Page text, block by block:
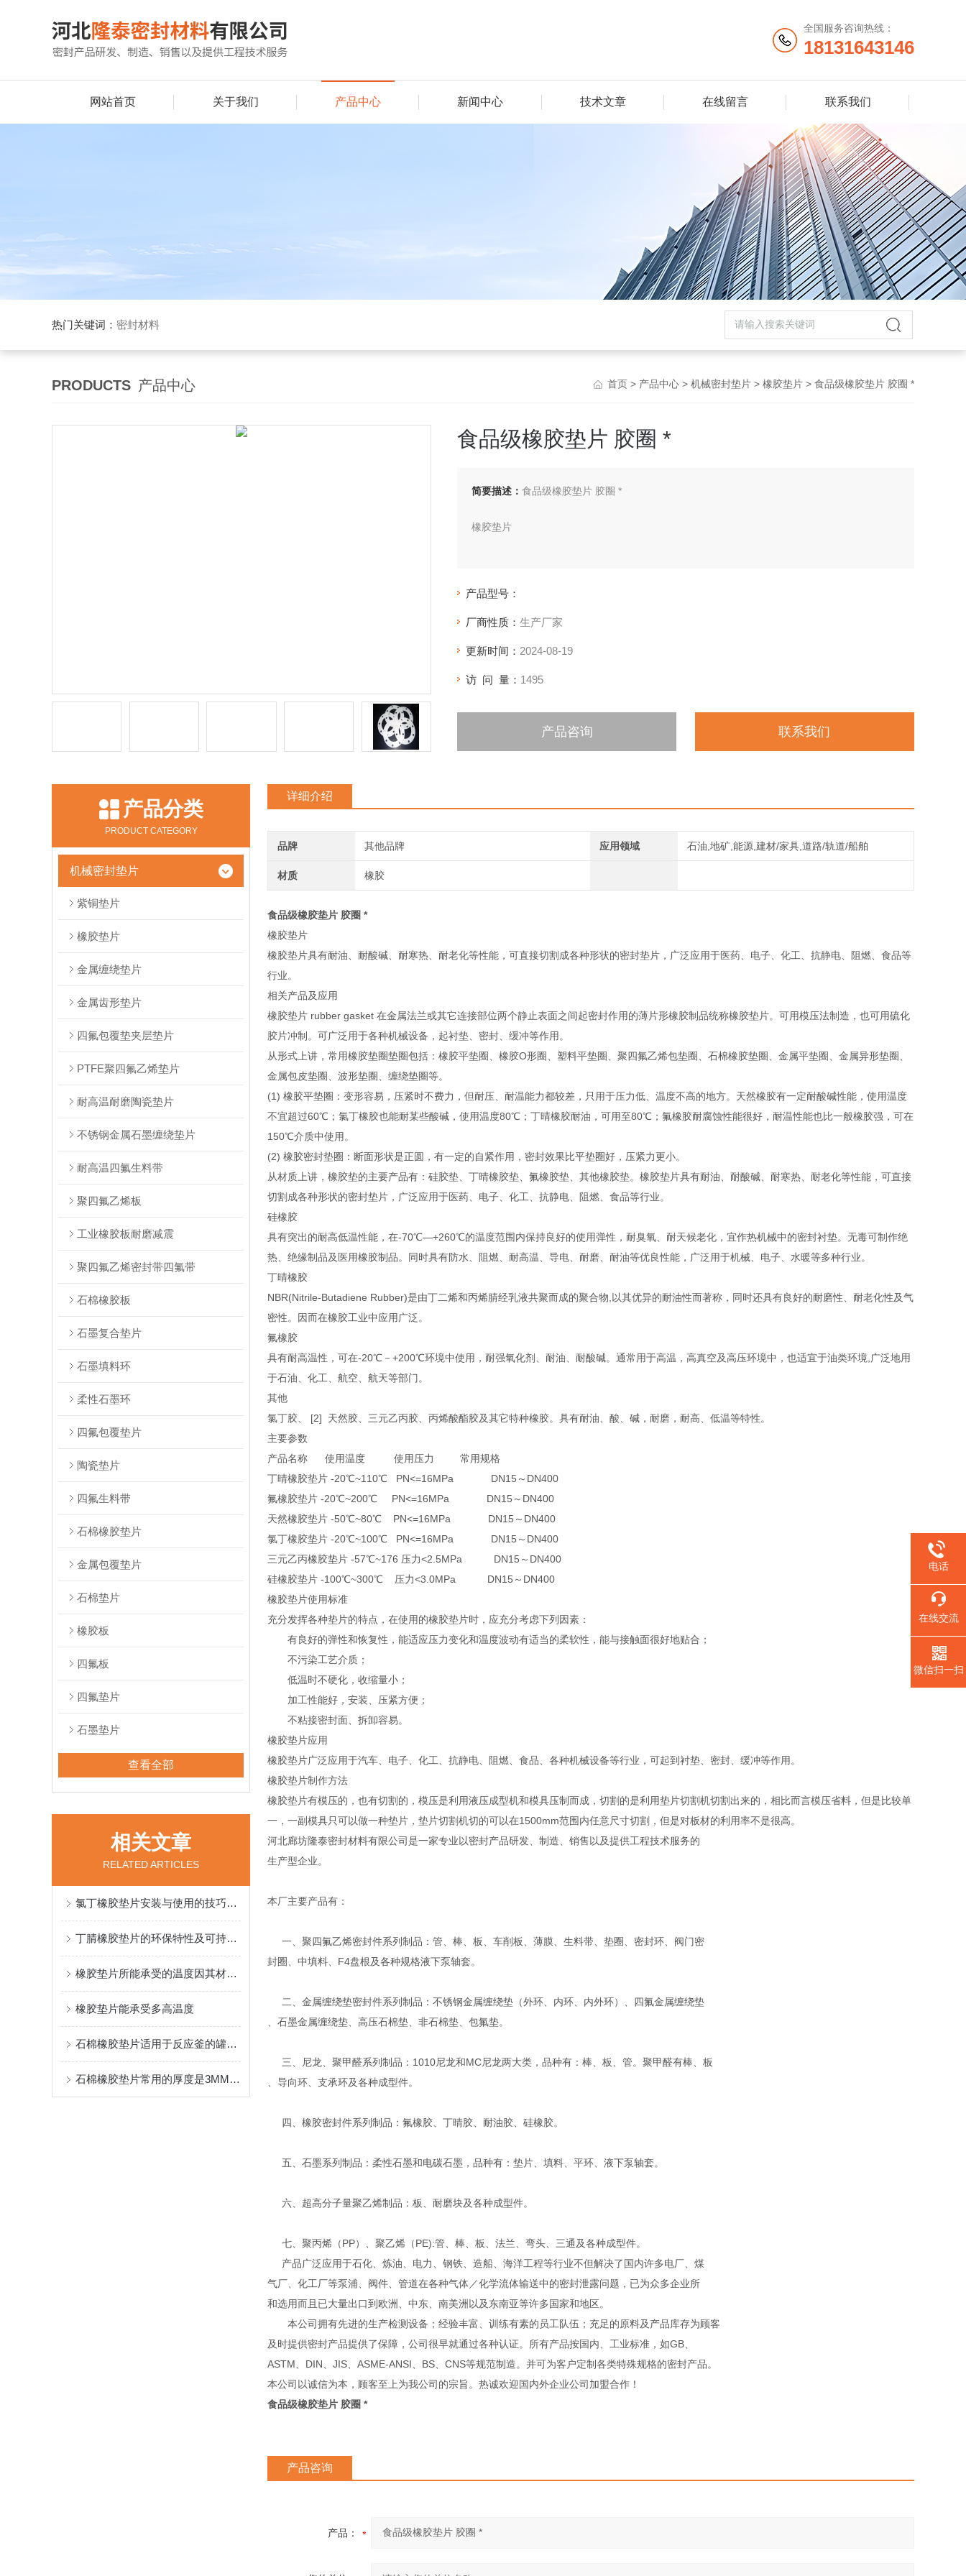
全国服务咨询热线：
18131643146
网站首页 关于我们 产品中心 新闻中心 技术文章 在线留言 联系我们
热门关键词： 密封材料
PRODUCTS 产品中心 首页 > 产品中心 > 机械密封垫片 > 橡胶垫片 > 食品级橡胶垫片 胶圈 *
食品级橡胶垫片 胶圈 *
简要描述： 食品级橡胶垫片 胶圈 *
橡胶垫片
产品型号：
厂商性质： 生产厂家
更新时间： 2024-08-19
访 问 量： 1495
产品咨询 联系我们
产品分类
PRODUCT CATEGORY
机械密封垫片
紫铜垫片
橡胶垫片
金属缠绕垫片
金属齿形垫片
四氟包覆垫夹层垫片
PTFE聚四氟乙烯垫片
耐高温耐磨陶瓷垫片
不锈钢金属石墨缠绕垫片
耐高温四氟生料带
聚四氟乙烯板
工业橡胶板耐磨减震
聚四氟乙烯密封带四氟带
石棉橡胶板
石墨复合垫片
石墨填料环
柔性石墨环
四氟包覆垫片
陶瓷垫片
四氟生料带
石棉橡胶垫片
金属包覆垫片
石棉垫片
橡胶板
四氟板
四氟垫片
石墨垫片
查看全部
相关文章
RELATED ARTICLES
氯丁橡胶垫片安装与使用的技巧与注意事项
丁腈橡胶垫片的环保特性及可持续利用性
橡胶垫片所能承受的温度因其材料类型不同而有所差异
橡胶垫片能承受多高温度
石棉橡胶垫片适用于反应釜的罐口，人孔，手孔密封
石棉橡胶垫片常用的厚度是3MM－5MM
详细介绍
品牌 其他品牌 应用领域 石油,地矿,能源,建材/家具,道路/轨道/船舶
材质 橡胶
食品级橡胶垫片 胶圈 *
橡胶垫片
橡胶垫片具有耐油、耐酸碱、耐寒热、耐老化等性能，可直接切割成各种形状的密封垫片，广泛应用于医药、电子、化工、抗静电、阻燃、食品等
行业。
相关产品及应用
橡胶垫片 rubber gasket 在金属法兰或其它连接部位两个静止表面之间起密封作用的薄片形橡胶制品统称橡胶垫片。可用模压法制造，也可用硫化
胶片冲制。可广泛用于各种机械设备，起衬垫、密封、缓冲等作用。
从形式上讲，常用橡胶垫圈垫圈包括：橡胶平垫圈、橡胶O形圈、塑料平垫圈、聚四氟乙烯包垫圈、石棉橡胶垫圈、金属平垫圈、金属异形垫圈、
金属包皮垫圈、波形垫圈、缠绕垫圈等。
(1) 橡胶平垫圈：变形容易，压紧时不费力，但耐压、耐温能力都较差，只用于压力低、温度不高的地方。天然橡胶有一定耐酸碱性能，使用温度
不宜超过60℃；氯丁橡胶也能耐某些酸碱，使用温度80℃；丁晴橡胶耐油，可用至80℃；氟橡胶耐腐蚀性能很好，耐温性能也比一般橡胶强，可在
150℃介质中使用。
(2) 橡胶密封垫圈：断面形状是正圆，有一定的自紧作用，密封效果比平垫圈好，压紧力更小。
从材质上讲，橡胶垫的主要产品有：硅胶垫、丁晴橡胶垫、氟橡胶垫、其他橡胶垫。橡胶垫片具有耐油、耐酸碱、耐寒热、耐老化等性能，可直接
切割成各种形状的密封垫片，广泛应用于医药、电子、化工、抗静电、阻燃、食品等行业。
硅橡胶
具有突出的耐高低温性能，在-70℃—+260℃的温度范围内保持良好的使用弹性，耐臭氧、耐天候老化，宜作热机械中的密封衬垫。无毒可制作绝
热、绝缘制品及医用橡胶制品。同时具有防水、阻燃、耐高温、导电、耐磨、耐油等优良性能，广泛用于机械、电子、水暖等多种行业。
丁晴橡胶
NBR(Nitrile-Butadiene Rubber)是由丁二烯和丙烯腈经乳液共聚而成的聚合物,以其优异的耐油性而著称，同时还具有良好的耐磨性、耐老化性及气
密性。因而在橡胶工业中应用广泛。
氟橡胶
具有耐高温性，可在-20℃－+200℃环境中使用，耐强氧化剂、耐油、耐酸碱。通常用于高温，高真空及高压环境中，也适宜于油类环境,广泛地用
于石油、化工、航空、航天等部门。
其他
氯丁胶、 [2] 天然胶、三元乙丙胶、丙烯酸酯胶及其它特种橡胶。具有耐油、酸、碱，耐磨，耐高、低温等特性。
主要参数
产品名称 使用温度 使用压力 常用规格
丁晴橡胶垫片 -20℃~110℃ PN<=16MPa DN15～DN400
氟橡胶垫片 -20℃~200℃ PN<=16MPa DN15～DN400
天然橡胶垫片 -50℃~80℃ PN<=16MPa DN15～DN400
氯丁橡胶垫片 -20℃~100℃ PN<=16MPa DN15～DN400
三元乙丙橡胶垫片 -57℃~176 压力<2.5MPa DN15～DN400
硅橡胶垫片 -100℃~300℃ 压力<3.0MPa DN15～DN400
橡胶垫片使用标准
充分发挥各种垫片的特点，在使用的橡胶垫片时，应充分考虑下列因素：
有良好的弹性和恢复性，能适应压力变化和温度波动有适当的柔软性，能与接触面很好地贴合；
不污染工艺介质；
低温时不硬化，收缩量小；
加工性能好，安装、压紧方便；
不粘接密封面、拆卸容易。
橡胶垫片应用
橡胶垫片广泛应用于汽车、电子、化工、抗静电、阻燃、食品、各种机械设备等行业，可起到衬垫、密封、缓冲等作用。
橡胶垫片制作方法
橡胶垫片有模压的，也有切割的，模压是利用液压成型机和模具压制而成，切割的是利用垫片切割机切割出来的，相比而言模压省料，但是比较单
一，一副模具只可以做一种垫片，垫片切割机切的可以在1500mm范围内任意尺寸切割，但是对板材的利用率不是很高。
河北廊坊隆泰密封材料有限公司是一家专业以密封产品研发、制造、销售以及提供工程技术服务的
生产型企业。
本厂主要产品有：
一、聚四氟乙烯密封件系列制品：管、棒、板、车削板、薄膜、生料带、垫圈、密封环、阀门密
封圈、中填料、F4盘根及各种规格液下泵轴套。
二、金属缠绕垫密封件系列制品：不锈钢金属缠绕垫（外环、内环、内外环）、四氟金属缠绕垫
、石墨金属缠绕垫、高压石棉垫、非石棉垫、包氟垫。
三、尼龙、聚甲醛系列制品：1010尼龙和MC尼龙两大类，品种有：棒、板、管。聚甲醛有棒、板
、导向环、支承环及各种成型件。
四、橡胶密封件系列制品：氟橡胶、丁晴胶、耐油胶、硅橡胶。
五、石墨系列制品：柔性石墨和电碳石墨，品种有：垫片、填料、平环、液下泵轴套。
六、超高分子量聚乙烯制品：板、耐磨块及各种成型件。
七、聚丙烯（PP）、聚乙烯（PE):管、棒、板、法兰、弯头、三通及各种成型件。
产品广泛应用于石化、炼油、电力、钢铁、造船、海洋工程等行业不但解决了国内许多电厂、煤
气厂、化工厂等泵浦、阀件、管道在各种气体／化学流体输送中的密封泄露问题，已为众多企业所
和选用而且已大量出口到欧洲、中东、南美洲以及东南亚等许多国家和地区。
本公司拥有先进的生产检测设备；经验丰富、训练有素的员工队伍；充足的原料及产品库存为顾客
及时提供密封产品提供了保障，公司很早就通过各种认证。所有产品按国内、工业标准，如GB、
ASTM、DIN、JIS、ASME-ANSI、BS、CNS等规范制造。并可为客户定制各类特殊规格的密封产品。
本公司以诚信为本，顾客至上为我公司的宗旨。热诚欢迎国内外企业公司加盟合作！
食品级橡胶垫片 胶圈 *
产品咨询
产品：
电话
在线交流
微信扫一扫